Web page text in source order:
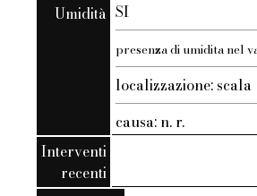
Umidità SI
presenza di umidita nel
localizzazione: scala
causa: n. r.
Interventi
recenti